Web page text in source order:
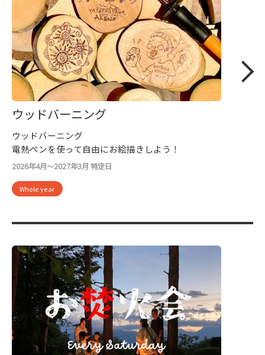
ウッドバーニング
ウッドバーニング
電熱ペンを使って自由にお絵描きしよう！
2026年4月～2027年3月 特定日
Whole year